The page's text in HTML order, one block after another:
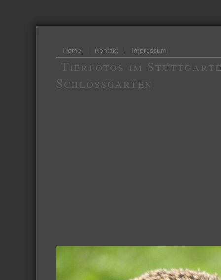
Home | Kontakt | Impressum
Tierfotos im
Schlossgarten